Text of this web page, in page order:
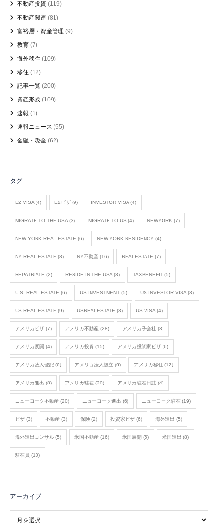
不動産投資 (119)
不動産関連 (81)
富裕層・資産管理 (9)
教育 (7)
海外移住 (109)
移住 (12)
記事一覧 (200)
資産形成 (109)
速報 (1)
速報ニュース (55)
金融・税金 (62)
タグ
E2 VISA (4) E2ビザ (9) INVESTOR VISA (4)
MIGRATE TO THE USA (3) MIGRATE TO US (4) NEWYORK (7)
NEW YORK REAL ESTATE (6) NEW YORK RESIDENCY (4)
NY REAL ESTATE (8) NY不動産 (16) REALESTATE (7)
REPATRIATE (2) RESIDE IN THE USA (3) TAXBENEFIT (5)
U.S. REAL ESTATE (6) US INVESTMENT (5) US INVESTOR VISA (3)
US REAL ESTATE (9) USREALESTATE (3) US VISA (4)
アメリカビザ (7) アメリカ不動産 (28) アメリカ子会社 (3)
アメリカ展開 (4) アメリカ投資 (15) アメリカ投資家ビザ (6)
アメリカ法人登記 (6) アメリカ法人設立 (6) アメリカ移住 (12)
アメリカ進出 (8) アメリカ駐在 (20) アメリカ駐在日誌 (4)
ニューヨーク不動産 (20) ニューヨーク進出 (6) ニューヨーク駐在 (19)
ビザ (3) 不動産 (3) 保険 (2) 投資家ビザ (6) 海外進出 (5)
海外進出コンサル (5) 米国不動産 (16) 米国展開 (5) 米国進出 (8)
駐在員 (10)
アーカイブ